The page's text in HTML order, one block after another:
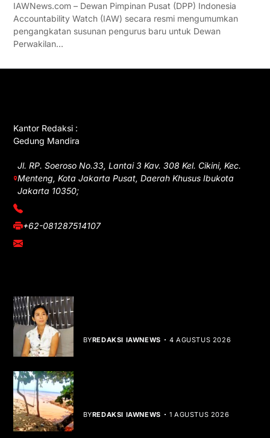
IAWNews.com – Dewan Pimpinan Pusat (DPP) Indonesia
Accountability Watch (IAW) secara resmi mengumumkan
pengangkatan susunan pengurus baru untuk Dewan
Perwakilan…
Kantor Redaksi :
Gedung Mandira
Jl. RP. Soeroso No.33, Lantai 3 Kav. 308 Kel. Cikini, Kec.
Menteng, Kota Jakarta Pusat, Daerah Khusus Ibukota
Jakarta 10350;
(021) 3908026
+62-081287514107
adm@iawnews.com
BYREDAKSI IAWNEWS 4 AGUSTUS 2026
BYREDAKSI IAWNEWS 1 AGUSTUS 2026